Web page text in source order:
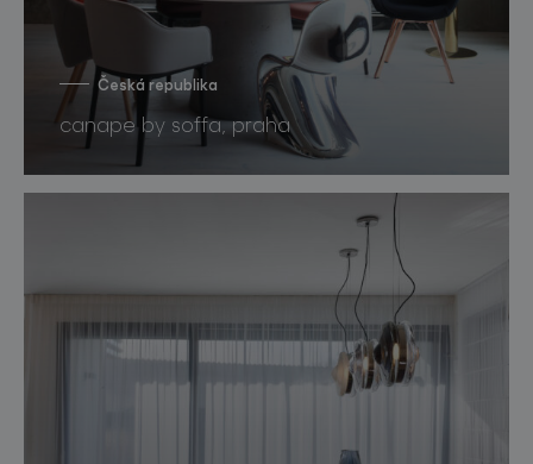
Česká republika
canape by soffa, praha